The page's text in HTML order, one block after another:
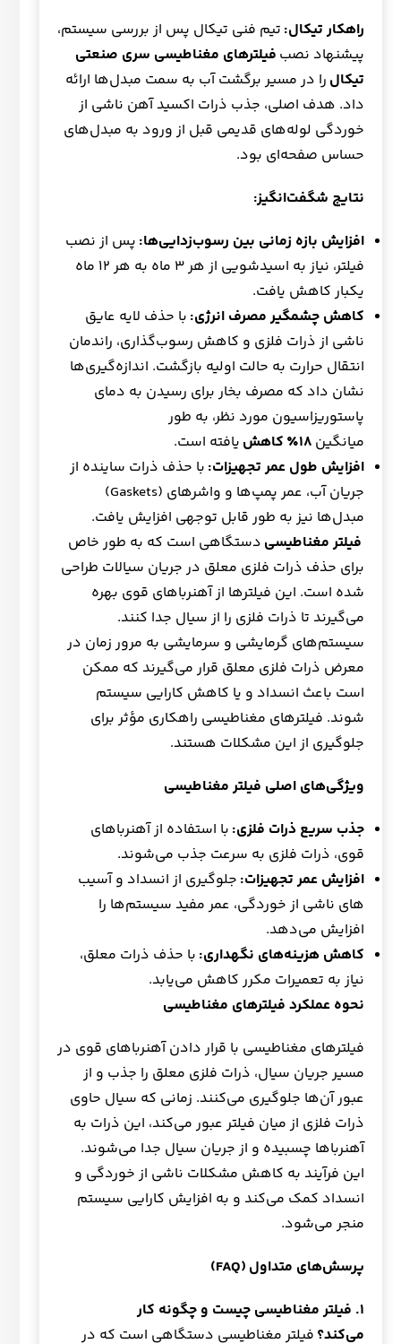
راهکار تیکال: تیم فنی تیکال پس از بررسی سیستم،
پیشنهاد نصب فیلترهای مغناطیسی سری صنعتی
تیکال را در مسیر برگشت آب به سمت مبدل‌ها ارائه
داد. هدف اصلی، جذب ذرات اکسید آهن ناشی از
خوردگی لوله‌های قدیمی قبل از ورود به مبدل‌های
حساس صفحه‌ای بود.
نتایج شگفت‌انگیز:
افزایش بازه زمانی بین رسوب‌زدایی‌ها: پس از نصب
فیلتر، نیاز به اسیدشویی از هر ۳ ماه به هر ۱۲ ماه
یکبار کاهش یافت.
کاهش چشمگیر مصرف انرژی: با حذف لایه عایق
ناشی از ذرات فلزی و کاهش رسوب‌گذاری، راندمان
انتقال حرارت به حالت اولیه بازگشت. اندازه‌گیری‌ها
نشان داد که مصرف بخار برای رسیدن به دمای
پاستوریزاسیون مورد نظر، به طور
میانگین ۱۸٪ کاهش یافته است.
افزایش طول عمر تجهیزات: با حذف ذرات ساینده از
جریان آب، عمر پمپ‌ها و واشرهای (Gaskets)
مبدل‌ها نیز به طور قابل توجهی افزایش یافت.
فیلتر مغناطیسی دستگاهی است که به طور خاص
برای حذف ذرات فلزی معلق در جریان سیالات طراحی
شده است. این فیلترها از آهنرباهای قوی بهره
می‌گیرند تا ذرات فلزی را از سیال جدا کنند.
سیستم‌های گرمایشی و سرمایشی به مرور زمان در
معرض ذرات فلزی معلق قرار می‌گیرند که ممکن
است باعث انسداد و یا کاهش کارایی سیستم
شوند. فیلترهای مغناطیسی راهکاری مؤثر برای
جلوگیری از این مشکلات هستند.
ویژگی‌های اصلی فیلتر مغناطیسی
جذب سریع ذرات فلزی: با استفاده از آهنرباهای
قوی، ذرات فلزی به سرعت جذب می‌شوند.
افزایش عمر تجهیزات: جلوگیری از انسداد و آسیب
های ناشی از خوردگی، عمر مفید سیستم‌ها را
افزایش می‌دهد.
کاهش هزینه‌های نگهداری: با حذف ذرات معلق،
نیاز به تعمیرات مکرر کاهش می‌یابد.
نحوه عملکرد فیلترهای مغناطیسی
فیلترهای مغناطیسی با قرار دادن آهنرباهای قوی در
مسیر جریان سیال، ذرات فلزی معلق را جذب و از
عبور آن‌ها جلوگیری می‌کنند. زمانی که سیال حاوی
ذرات فلزی از میان فیلتر عبور می‌کند، این ذرات به
آهنرباها چسبیده و از جریان سیال جدا می‌شوند.
این فرآیند به کاهش مشکلات ناشی از خوردگی و
انسداد کمک می‌کند و به افزایش کارایی سیستم
منجر می‌شود.
پرسش‌های متداول (FAQ)
۱. فیلتر مغناطیسی چیست و چگونه کار
می‌کند؟ فیلتر مغناطیسی دستگاهی است که در